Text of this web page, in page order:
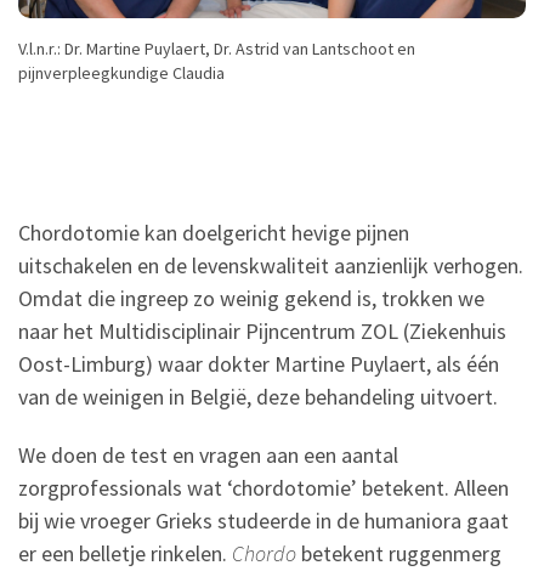
V.l.n.r.: Dr. Martine Puylaert, Dr. Astrid van Lantschoot en
pijnverpleegkundige Claudia
Chordotomie kan doelgericht hevige pijnen
uitschakelen en de levenskwaliteit aanzienlijk verhogen.
Omdat die ingreep zo weinig gekend is, trokken we
naar het Multidisciplinair Pijncentrum ZOL (Ziekenhuis
Oost-Limburg) waar dokter Martine Puylaert, als één
van de weinigen in België, deze behandeling uitvoert.
We doen de test en vragen aan een aantal
zorgprofessionals wat ‘chordotomie’ betekent. Alleen
bij wie vroeger Grieks studeerde in de humaniora gaat
er een belletje rinkelen. Chordo betekent ruggenmerg